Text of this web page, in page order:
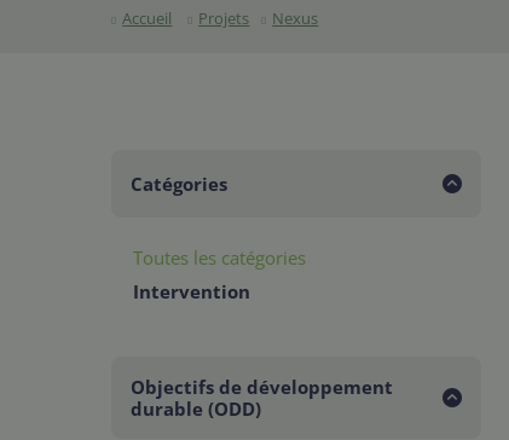
Accueil Projets Nexus
Catégories
Toutes les catégories
Intervention
Objectifs de développement
durable (ODD)